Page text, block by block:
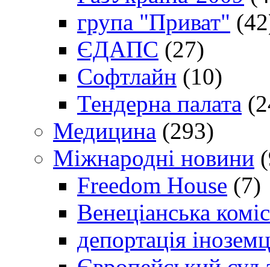
група "Приват"
ЄДАПС (27)
Софтлайн (10)
Тендерна палата
Медицина (293)
Міжнародні новини
Freedom House (7)
Венеціанська
депортація